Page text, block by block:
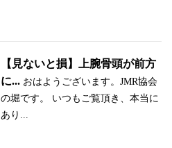
【見ないと損】上腕骨頭が前方
に... おはようございます。JMR協会
の堀です。 いつもご覧頂き、本当に
あり...